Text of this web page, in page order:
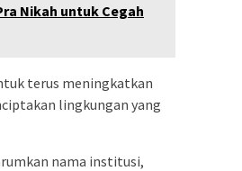
Nikah untuk Cegah
terus meningkatkan
lingkungan yang
nama institusi,